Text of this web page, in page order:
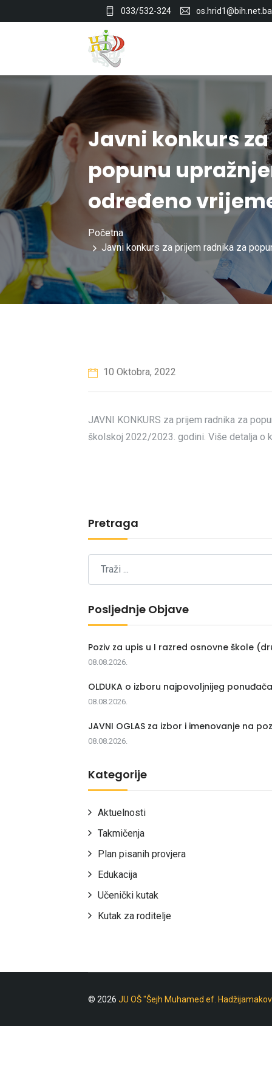
033/532-324 os.hrid1@bih.net.ba
Javni konkurs
popunu
određeno
Početna
Javni konkurs za prijem radnika za
10 Oktobra, 2022
JAVNI KONKURS za prijem radnika za
školskoj 2022/2023. godini. Više detalja o
Pretraga
Posljednje Objave
Poziv za upis u I razred osnovne škole
08.08.2026.
OLDUKA o izboru najpovoljnijeg
08.08.2026.
JAVNI OGLAS za izbor i imenovanje na
08.08.2026.
Kategorije
Aktuelnosti
Takmičenja
Plan pisanih provjera
Edukacija
Učenički kutak
Kutak za roditelje
© 2026 JU OŠ "Šejh Muhamed ef.